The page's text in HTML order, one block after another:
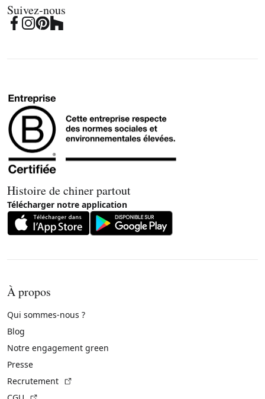
Suivez-nous
Histoire de chiner partout
Télécharger notre application
À propos
Qui sommes-nous ?
Blog
Notre engagement green
Presse
Recrutement